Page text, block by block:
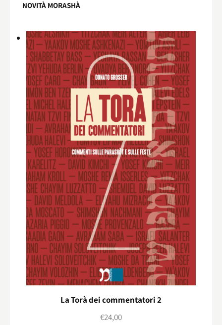
NOVITÀ MORASHÀ
La Torà dei commentatori 2
€24,00